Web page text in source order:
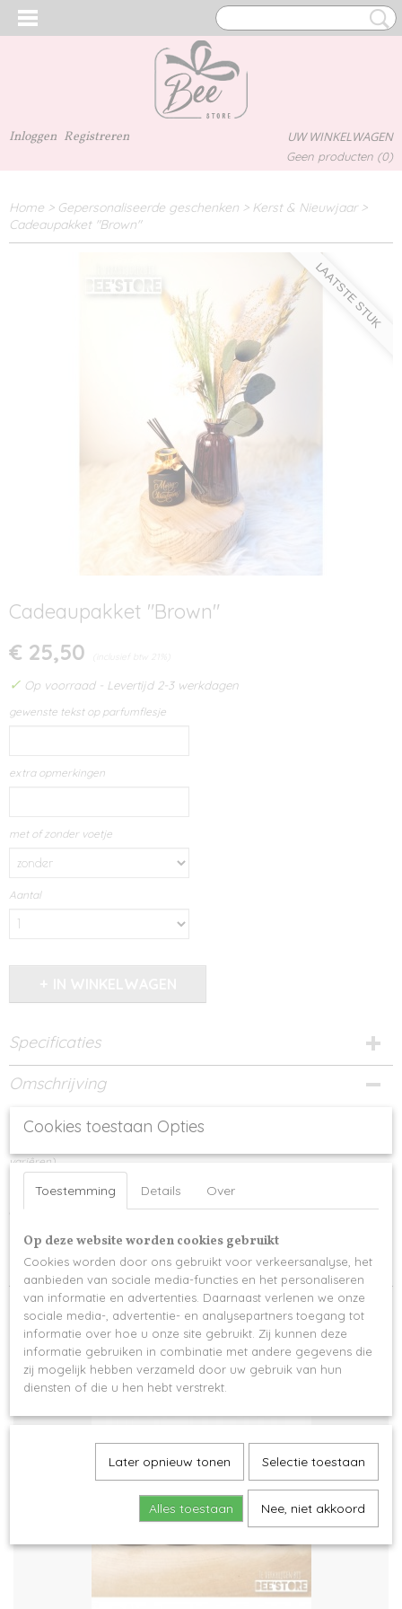
Inloggen Registreren UW WINKELWAGEN
Geen producten (0)
Home > Gepersonaliseerde geschenken > Kerst & Nieuwjaar>
Cadeaupakket "Brown"
LAATSTE STUK
Cadeaupakket "Brown"
€ 25,50 (inclusief btw 21%)
✓ Op voorraad - Levertijd 2-3 werkdagen
gewenste tekst op parfumflesje
extra opmerkingen
met of zonder voetje
Aantal
Specificaties
Productcode
955-14797
Omschrijving
variêren)
- gevuld zwart parfumflesje met 6 geurstokjes (geur magnolia) met
personalisatie
De personalisatie kan volledig aangepast worden naar wens!
Indien gewenst kan je kiezen voor de optie inclusief voetje (-> meerprijs)
Ook interessant
Cookies toestaan Opties
Toestemming Details Over
Op deze website worden cookies gebruikt
Cookies worden door ons gebruikt voor verkeersanalyse, het
aanbieden van sociale media-functies en het personaliseren
van informatie en advertenties. Daarnaast verlenen we onze
sociale media-, advertentie- en analysepartners toegang tot
informatie over hoe u onze site gebruikt. Zij kunnen deze
informatie gebruiken in combinatie met andere gegevens die
zij mogelijk hebben verzameld door uw gebruik van hun
diensten of die u hen hebt verstrekt.
Later opnieuw tonen Selectie toestaan
Alles toestaan Nee, niet akkoord